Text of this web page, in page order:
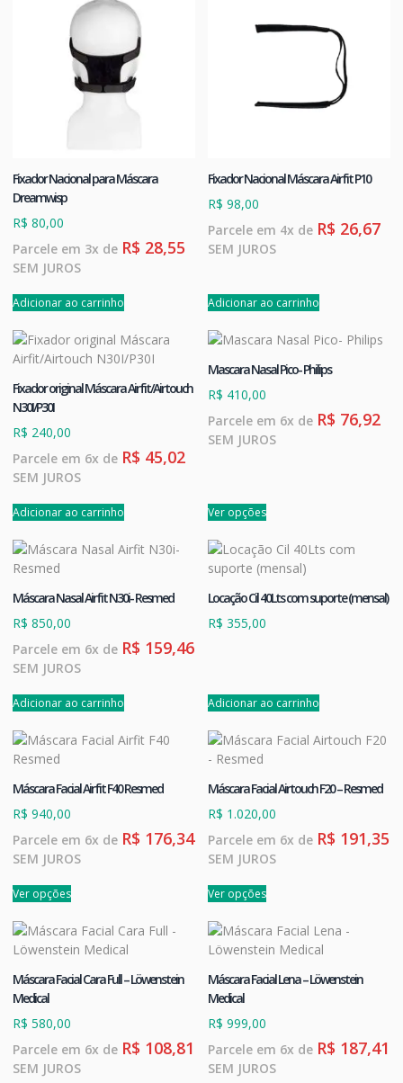
Fixador Nacional para Máscara
Dreamwisp
R$ 80,00
Parcele em 3x de R$ 28,55
SEM JUROS
Adicionar ao carrinho
Fixador Nacional Máscara Airfit P10
R$ 98,00
Parcele em 4x de R$ 26,67
SEM JUROS
Adicionar ao carrinho
Fixador original Máscara Airfit/Airtouch
N30I/P30I
R$ 240,00
Parcele em 6x de R$ 45,02
SEM JUROS
Adicionar ao carrinho
Mascara Nasal Pico- Philips
R$ 410,00
Parcele em 6x de R$ 76,92
SEM JUROS
Ver opções
Máscara Nasal Airfit N30i- Resmed
R$ 850,00
Parcele em 6x de R$ 159,46
SEM JUROS
Adicionar ao carrinho
Locação Cil 40Lts com suporte (mensal)
R$ 355,00
Adicionar ao carrinho
Máscara Facial Airfit F40 Resmed
R$ 940,00
Parcele em 6x de R$ 176,34
SEM JUROS
Ver opções
Máscara Facial Airtouch F20 – Resmed
R$ 1.020,00
Parcele em 6x de R$ 191,35
SEM JUROS
Ver opções
Máscara Facial Cara Full – Löwenstein
Medical
R$ 580,00
Parcele em 6x de R$ 108,81
SEM JUROS
Máscara Facial Lena – Löwenstein
Medical
R$ 999,00
Parcele em 6x de R$ 187,41
SEM JUROS